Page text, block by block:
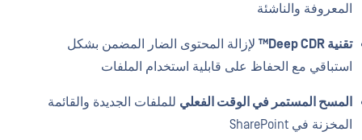
المعروفة والناشئة
تقنية Deep CDR™
لإزالة المحتوى الضار المضمن بشكل
استباقي مع الحفاظ على قابلية استخدام الملفات
المسح المستمر في الوقت الفعلي للملفات الجديدة والقائمة
المخزنة في SharePoint